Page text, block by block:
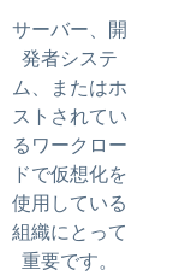
サーバー、開
発者システ
ム、またはホ
ストされてい
るワークロー
ドで仮想化を
使用している
組織にとって
重要です。